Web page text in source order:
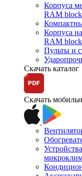
Корпуса
RAM block
Корпуса
RAM block
Пульты и
Скачать каталог
Скачать